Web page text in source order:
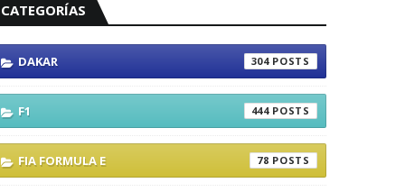
CATEGORÍAS
DAKAR 304
F1 444
FIA FORMULA E 78